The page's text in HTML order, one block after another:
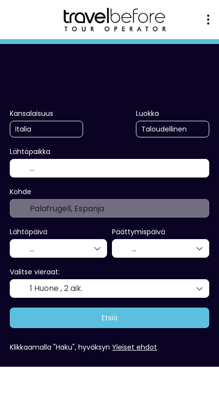
Kansalaisuus Luokka
Lähtöpaikka
Kohde
Lähtöpäivä Päättymispäivä
Valitse vieraat:
1 Huone ,2 aik.
Etsiä
Klikkaamalla "Haku", hyväksyn Yleiset ehdot